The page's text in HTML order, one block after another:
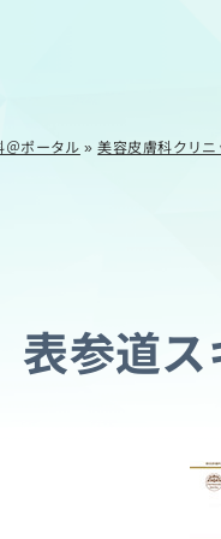
＠ポータル »美容皮膚科クリ
表参道